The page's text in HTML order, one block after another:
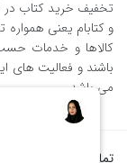
تخفیف خرید کتاب در
و کتابام یعنی
کالاها و خدمات
باشند و فعالیت های
می باشد.